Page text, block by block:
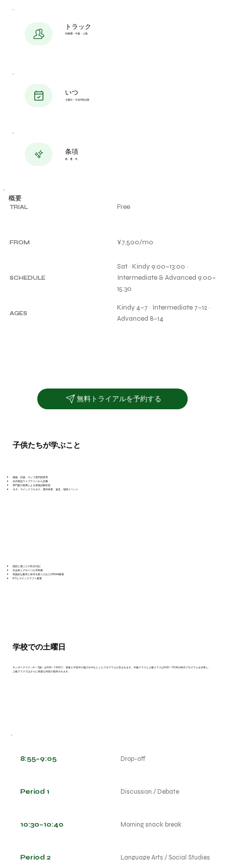
トラック
幼稚園・中級・上級
土曜日・午前9時以降
いつ
春・夏・冬
条項
TRIAL Free
FROM ¥7,500/mo
SCHEDULE
Sat · Kindy 9:00–13:00 ·
Intermediate & Advanced 9:00–
15:30
AGES
Kindy 4–7 · Intermediate 7–12 ·
Advanced 8–14
概要
無料トライアルを予約する
子供たちが学ぶこと
国語と週ごとの作文日記
社会科とグローバル市民権
実践的な数学と科学を取り入れたSTEAM教育
ICTとマインクラフト教育
議論、討論、そして批判的思考
社内英語ライブラリーから読書
専門家の指導による英検試験対策
ヨガ、マインドフルネス、屋外体育、遠足、地域イベント
学校での土曜日
キンダークラス（4～7歳）は9:00～13:00で、昼食と午前中の遊びを中心としたプログラムが含まれます。中級クラスと上級クラスは9:00～15:30の終日プログラムを共有し、
上級クラスではさらに高度な内容が提供されます。
8:55–9:05 Drop-off
Period 1 Discussion / Debate
10:30–10:40 Morning snack break
Period 2 Language Arts / Social Studies